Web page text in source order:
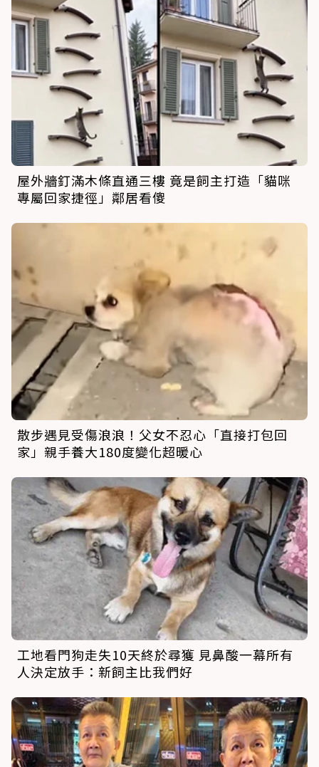
屋外牆釘滿木條直通三樓 竟是飼主打造「貓咪
專屬回家捷徑」鄰居看傻
散步遇見受傷浪浪！父女不忍心「直接打包回
家」親手養大180度變化超暖心
工地看門狗走失10天終於尋獲 見鼻酸一幕所有
人決定放手：新飼主比我們好